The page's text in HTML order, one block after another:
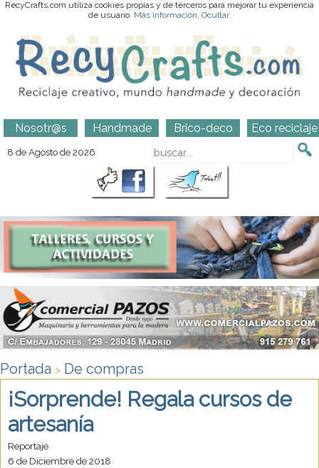
RecyCrafts.com utiliza cookies propias y de terceros para mejorar tu experiencia
de usuario. Más información. Ocultar.
Nosotr@s Handmade Brico-deco Eco reciclaje
8 de Agosto de 2026
Portada > De compras
¡Sorprende! Regala cursos de
artesanía
Reportaje
6 de Diciembre de 2018